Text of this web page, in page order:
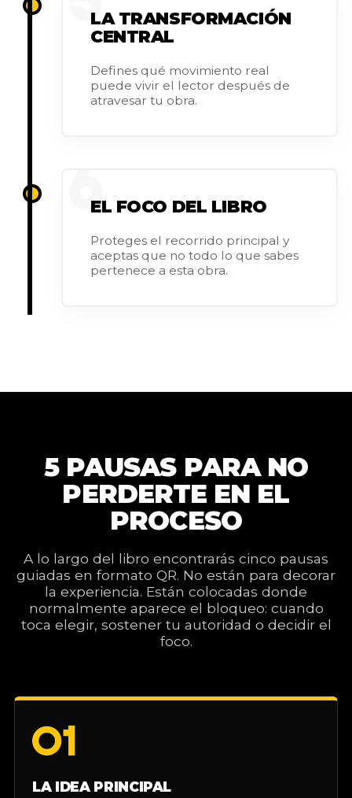
LA TRANSFORMACIÓN
CENTRAL
Defines qué movimiento real
puede vivir el lector después de
atravesar tu obra.
6
EL FOCO DEL LIBRO
Proteges el recorrido principal y
aceptas que no todo lo que sabes
pertenece a esta obra.
5 PAUSAS PARA NO
PERDERTE EN EL
PROCESO
A lo largo del libro encontrarás cinco pausas
guiadas en formato QR. No están para decorar
la experiencia. Están colocadas donde
normalmente aparece el bloqueo: cuando
toca elegir, sostener tu autoridad o decidir el
foco.
01
LA IDEA PRINCIPAL